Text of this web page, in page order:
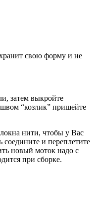
свою форму и не
затем выкройте
“козлик” пришейте
нити, чтобы у Вас
и переплетите
новый моток надо с
при сборке.